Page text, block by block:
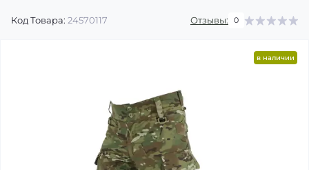
Код Товара: 24570117 Отзывы: 0
в наличии